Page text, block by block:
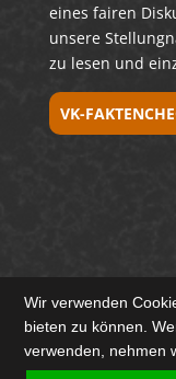
eines fairen
unsere
zu lesen und
VK-
Wir verwenden
bieten zu können.
verwenden, nehmen